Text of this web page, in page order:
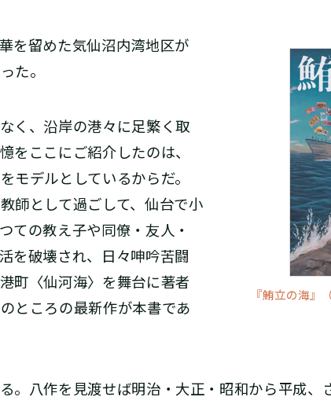
『鮪立の海』
を留めた気仙沼内湾地区が
た。
く、沿岸の港々に足繁く取
をここにご紹介したのは、
モデルとしているからだ。
師として過ごして、仙台で小
ての教え子や同僚・友人・
を破壊され、日々呻吟苦闘
町〈仙河海〉を舞台に著者
ところの最新作が本書であ
。八作を見渡せば明治・大正・昭和から平成、